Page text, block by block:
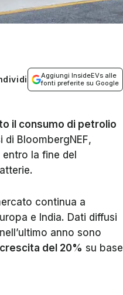
Aggiungi InsideEVs alle
fonti preferite su Google
il consumo di petrolio
di BloombergNEF,
la fine del
continua a
e India. Dati diffusi
anno sono
crescita del 20% su base